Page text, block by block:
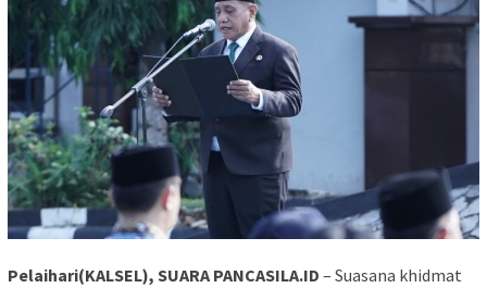
Pelaihari(KALSEL), SUARA PANCASILA.ID – Suasana khidmat